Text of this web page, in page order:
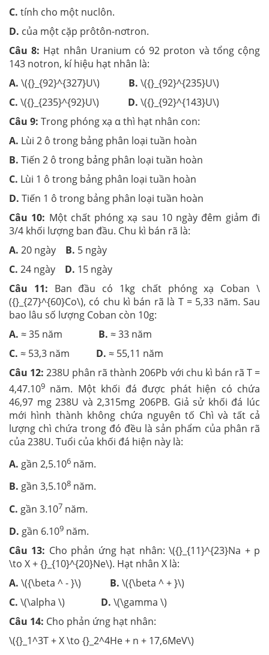
C. tính cho một nuclôn.
D. của một cặp prôtôn-nơtron.
Câu 8: Hạt nhân Uranium có 92 proton và tổng cộng
143 notron, kí hiệu hạt nhân là:
A. \({}_{92}^{327}U\) B. \({}_{92}^{235}U\)
C. \({}_{235}^{92}U\) D. \({}_{92}^{143}U\)
Câu 9: Trong phóng xạ α thì hạt nhân con:
A. Lùi 2 ô trong bảng phân loại tuần hoàn
B. Tiến 2 ô trong bảng phân loại tuần hoàn
C. Lùi 1 ô trong bảng phân loại tuần hoàn
D. Tiến 1 ô trong bảng phân loại tuần hoàn
Câu 10: Một chất phóng xạ sau 10 ngày đêm giảm đi
3/4 khối lượng ban đầu. Chu kì bán rã là:
A. 20 ngày B. 5 ngày
C. 24 ngày D. 15 ngày
Câu 11: Ban đầu có 1kg chất phóng xạ Coban \
({}_{27}^{60}Co\), có chu kì bán rã là T = 5,33 năm. Sau
bao lâu số lượng Coban còn 10g:
A. ≈ 35 năm B. ≈ 33 năm
C. ≈ 53,3 năm D. ≈ 55,11 năm
Câu 12: 238U phân rã thành 206Pb với chu kì bán rã T =
4,47.109 năm. Một khối đá được phát hiện có chứa
46,97 mg 238U và 2,315mg 206PB. Giả sử khối đá lúc
mới hình thành không chứa nguyên tố Chì và tất cả
lượng chì chứa trong đó đều là sản phẩm của phân rã
của 238U. Tuổi của khối đá hiện này là:
A. gần 2,5.106 năm.
B. gần 3,5.108 năm.
C. gần 3.107 năm.
D. gần 6.109 năm.
Câu 13: Cho phản ứng hạt nhân: \({}_{11}^{23}Na + p
\to X + {}_{10}^{20}Ne\). Hạt nhân X là:
A. \({\beta ^ - }\) B. \({\beta ^ + }\)
C. \(\alpha \) D. \(\gamma \)
Câu 14: Cho phản ứng hạt nhân:
\({}_1^3T + X \to {}_2^4He + n + 17,6MeV\)